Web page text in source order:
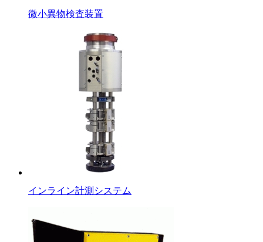
微小異物検査装置
インライン計測システム